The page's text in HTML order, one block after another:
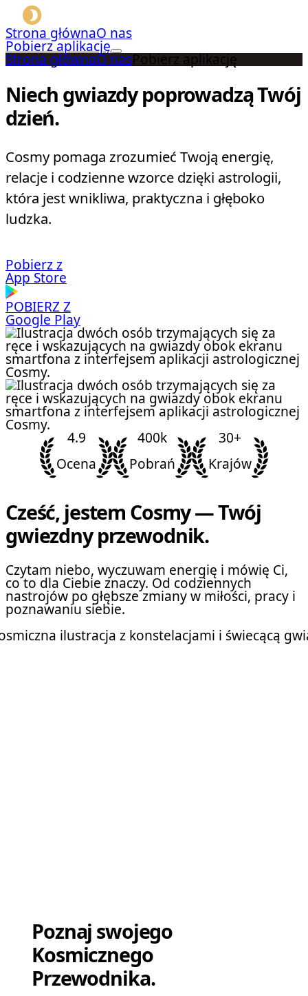
Strona głównaO nas
Pobierz aplikację
Strona głównaO nasPobierz aplikację
Niech gwiazdy poprowadzą Twój
dzień.
Cosmy pomaga zrozumieć Twoją energię,
relacje i codzienne wzorce dzięki astrologii,
która jest wnikliwa, praktyczna i głęboko
ludzka.
Pobierz z
App Store
POBIERZ Z
Google Play
4.9
Ocena
400k
Pobrań
30+
Krajów
Cześć, jestem Cosmy — Twój
gwiezdny przewodnik.
Czytam niebo, wyczuwam energię i mówię Ci,
co to dla Ciebie znaczy. Od codziennych
nastrojów po głębsze zmiany w miłości, pracy i
poznawaniu siebie.
Poznaj swojego
Kosmicznego
Przewodnika.